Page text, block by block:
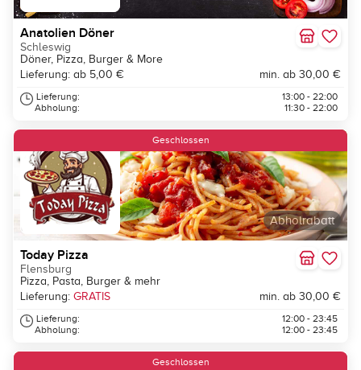
Anatolien Döner
Schleswig
Döner, Pizza, Burger & More
Lieferung: ab 5,00 €
min. ab 30,00 €
Lieferung:
Abholung:
13:00 - 22:00
11:30 - 22:00
Abholrabatt
Geschlossen
Today Pizza
Flensburg
Pizza, Pasta, Burger & mehr
Lieferung: GRATIS min. ab 30,00 €
Lieferung:
Abholung:
12:00 - 23:45
12:00 - 23:45
Geschlossen